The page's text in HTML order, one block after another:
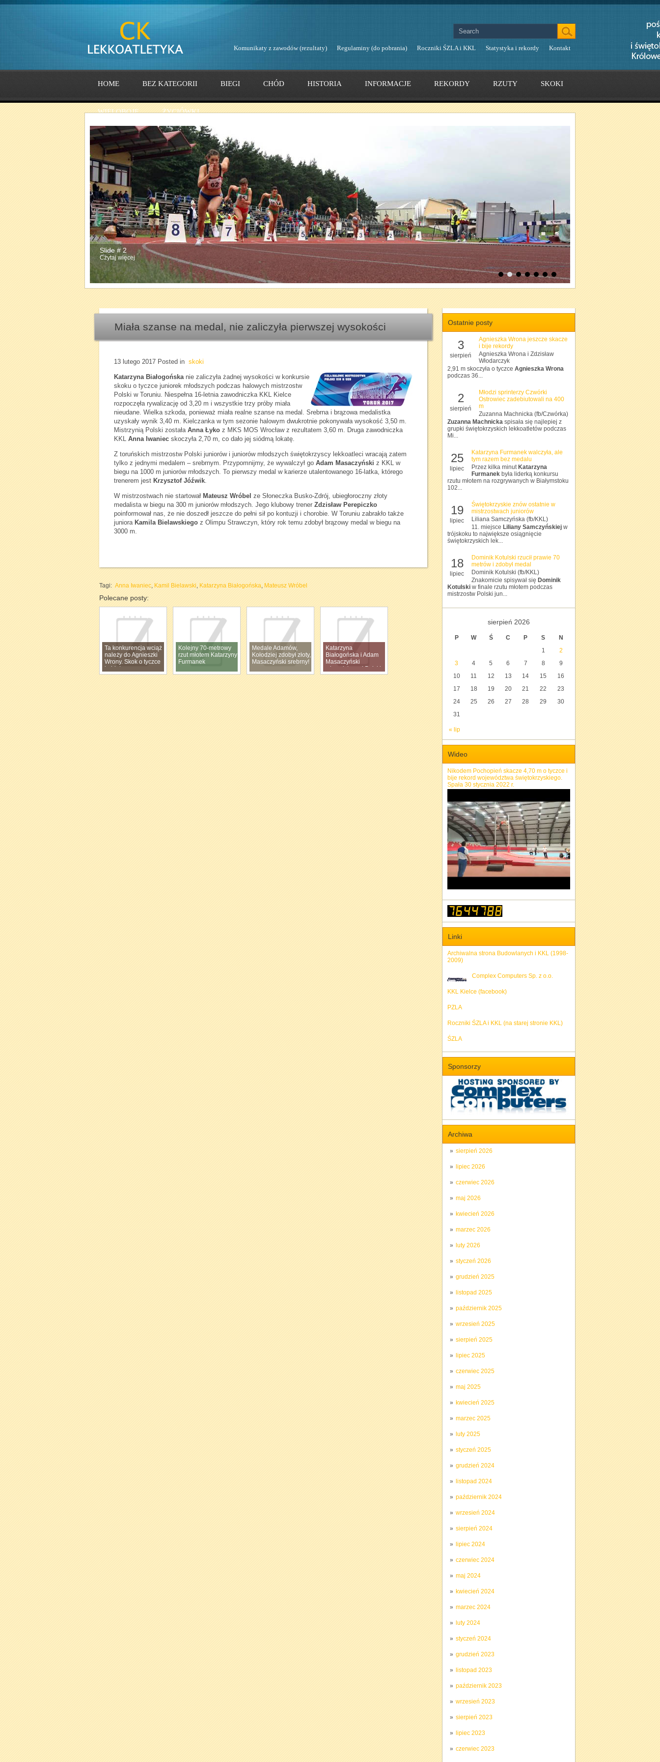
Komunikaty z zawodów (rezultaty) Regulaminy (do pobrania) Roczniki ŚZLA i KKL Statystyka i rekordy Kontakt
HOME BEZ KATEGORII BIEGI CHÓD HISTORIA INFORMACJE REKORDY RZUTY SKOKI
WIELOBOJE ŻYCIÓWKI
Slide # 2
Czytaj więcej
1 2 3 5 6 7
Ostatnie posty
3
sierpień
Agnieszka Wrona jeszcze skacze
i bije rekordy
Agnieszka Wrona i Zdzisław
Włodarczyk
2,91 m skoczyła o tyczce Agnieszka Wrona
podczas 36...
2
sierpień
Młodzi sprinterzy Czwórki
Ostrowiec zadebiutowali na 400
m
Zuzanna Machnicka (fb/Czwórka)
Zuzanna Machnicka spisała się najlepiej z
grupki świętokrzyskich lekkoatletów podczas
Mi...
25
lipiec
Katarzyna Furmanek walczyła, ale
tym razem bez medalu
Przez kilka minut Katarzyna
Furmanek była liderką konkursu
rzutu młotem na rozgrywanych w Białymstoku
102...
19
lipiec
Świętokrzyskie znów ostatnie w
mistrzostwach juniorów
Liliana Samczyńska (fb/KKL)
11. miejsce Liliany Samczyńskiej w
trójskoku to największe osiągnięcie
świętokrzyskich lek...
18
lipiec
Dominik Kotulski rzucił prawie 70
metrów i zdobył medal
Dominik Kotulski (fb/KKL)
Znakomicie spisywał się Dominik
Kotulski w finale rzutu młotem podczas
mistrzostw Polski jun...
sierpień 2026
P W Ś C P S N
« lip
1
2
3
4 5 6 7 8
9
10
11 12 13 14 15
16
17
18 19 20 21 22
23
24
25 26 27 28 29
30
31
Wideo
Nikodem Pochopień skacze 4,70 m o tyczce i
bije rekord województwa świętokrzyskiego.
Spała 30 stycznia 2022 r.
Linki
Archiwalna strona Budowlanych i KKL (1998-
2009)
Complex Computers Sp. z o.o.
KKL Kielce (facebook)
PZLA
Roczniki ŚZLA i KKL (na starej stronie KKL)
ŚZLA
Sponsorzy
Archiwa
sierpień 2026
lipiec 2026
czerwiec 2026
maj 2026
kwiecień 2026
marzec 2026
luty 2026
styczeń 2026
grudzień 2025
listopad 2025
październik 2025
wrzesień 2025
sierpień 2025
lipiec 2025
czerwiec 2025
maj 2025
kwiecień 2025
marzec 2025
luty 2025
styczeń 2025
grudzień 2024
listopad 2024
październik 2024
wrzesień 2024
sierpień 2024
lipiec 2024
czerwiec 2024
maj 2024
kwiecień 2024
marzec 2024
luty 2024
styczeń 2024
grudzień 2023
listopad 2023
październik 2023
wrzesień 2023
sierpień 2023
lipiec 2023
czerwiec 2023
Miała szanse na medal, nie zaliczyła pierwszej wysokości
13 lutego 2017 Posted in skoki
Katarzyna Białogońskanie zaliczyła żadnej wysokości w konkursie
skoku o tyczce juniorek młodszych podczas halowych mistrzostw
Polski w Toruniu. Niespełna 16-letnia zawodniczka KKL Kielce
rozpoczęła rywalizację od 3,20 m i wszystkie trzy próby miała
nieudane. Wielka szkoda, ponieważ miała realne szanse na medal. Srebrna i brązowa medalistka
uzyskały wynik 3,40 m. Kielczanka w tym sezonie halowym dwukrotnie pokonywała wysokość 3,50 m.
Mistrzynią Polski zostałaAnna Łyko z MKS MOS Wrocław z rezultatem 3,60 m. Druga zawodniczka
KKL Anna Iwaniec skoczyła 2,70 m, co dało jej siódmą lokatę.
Z toruńskich mistrzostw Polski juniorów i juniorów młodszych świętokrzyscy lekkoatleci wracają zatem
tylko z jednymi medalem – srebrnym. Przypomnijmy, że wywalczył go Adam Masaczyński z KKL w
biegu na 1000 m juniorów młodszych. To pierwszy medal w karierze utalentowanego 16-latka, którego
trenerem jest Krzysztof Jóźwik.
W mistrzostwach nie startował Mateusz Wróbel ze Słoneczka Busko-Zdrój, ubiegłoroczny złoty
medalista w biegu na 300 m juniorów młodszych. Jego klubowy trener Zdzisław Perepiczko
poinformował nas, że nie doszedł jeszcze do pełni sił po kontuzji i chorobie. W Toruniu zabrakło także
juniora Kamila Bielawskiego z Olimpu Strawczyn, który rok temu zdobył brązowy medal w biegu na
3000 m.
Tagi: Anna Iwaniec, Kamil Bielawski, Katarzyna Białogońska, Mateusz Wróbel
Polecane posty:
Ta konkurencja wciąż
należy do Agnieszki
Wrony. Skok o tyczce
kobiet
Kolejny 70-metrowy
rzut młotem Katarzyny
Furmanek
Medale Adamów,
Kołodziej zdobył złoty,
Masaczyński srebrny!
Katarzyna
Białogońska i Adam
Masaczyński
wicemistrzami Polski